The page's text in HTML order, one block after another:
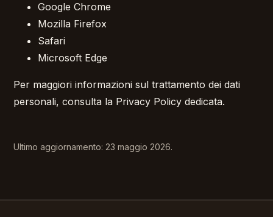
Google Chrome
Mozilla Firefox
Safari
Microsoft Edge
Per maggiori informazioni sul trattamento dei dati
personali, consulta la Privacy Policy dedicata.
Ultimo aggiornamento: 23 maggio 2026.